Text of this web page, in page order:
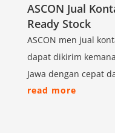
ASCON Jual
Ready Stock
ASCON men jual
dapat dikirim
Jawa dengan cepat
read more